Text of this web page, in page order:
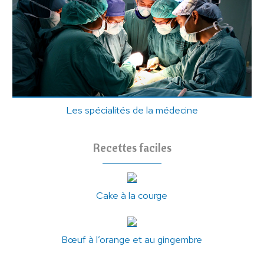
Les spécialités de la médecine
Recettes faciles
Cake à la courge
Bœuf à l’orange et au gingembre